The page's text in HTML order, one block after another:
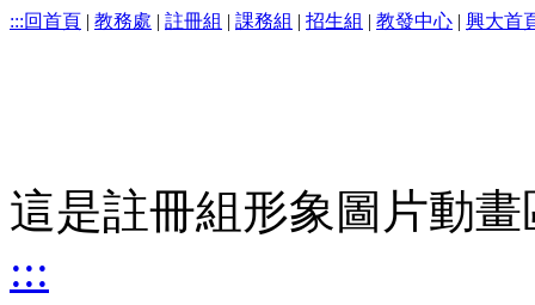
:::回首頁 | 教務處 | 註冊組 | 課務組 | 招生組 | 教發中心 | 興大首
這是註冊組形象圖片動畫
:::